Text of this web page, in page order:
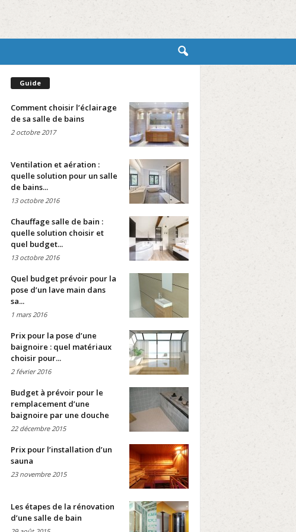
Guide
Comment choisir l’éclairage
de sa salle de bains
2 octobre 2017
Ventilation et aération :
quelle solution pour un salle
de bains...
13 octobre 2016
Chauffage salle de bain :
quelle solution choisir et
quel budget...
13 octobre 2016
Quel budget prévoir pour la
pose d’un lave main dans
sa...
1 mars 2016
Prix pour la pose d’une
baignoire : quel matériaux
choisir pour...
2 février 2016
Budget à prévoir pour le
remplacement d’une
baignoire par une douche
22 décembre 2015
Prix pour l’installation d’un
sauna
23 novembre 2015
Les étapes de la rénovation
d’une salle de bain